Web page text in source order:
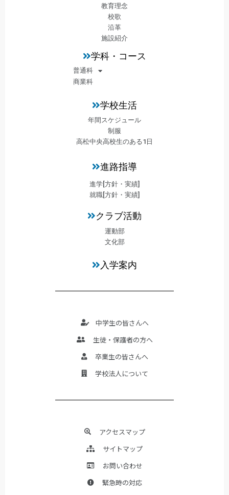
教育理念
校歌
沿革
施設紹介
学科・コース
普通科
商業科
学校生活
年間スケジュール
制服
高松中央高校生のある1日
進路指導
進学[方針・実績]
就職[方針・実績]
クラブ活動
運動部
文化部
入学案内
中学生の皆さんへ
生徒・保護者の方へ
卒業生の皆さんへ
学校法人について
アクセスマップ
サイトマップ
お問い合わせ
緊急時の対応